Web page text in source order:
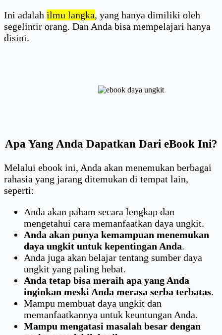
Ini adalah ilmu langka, yang hanya dimiliki oleh
segelintir orang. Dan Anda bisa mempelajari hanya
disini.
Apa Yang Anda Dapatkan Dari eBook Ini?
Melalui ebook ini, Anda akan menemukan berbagai
rahasia yang jarang ditemukan di tempat lain,
seperti:
Anda akan paham secara lengkap dan
mengetahui cara memanfaatkan daya ungkit.
Anda akan punya kemampuan menemukan
daya ungkit untuk kepentingan Anda.
Anda juga akan belajar tentang sumber daya
ungkit yang paling hebat.
Anda tetap bisa meraih apa yang Anda
inginkan meski Anda merasa serba terbatas.
Mampu membuat daya ungkit dan
memanfaatkannya untuk keuntungan Anda.
Mampu mengatasi masalah besar dengan